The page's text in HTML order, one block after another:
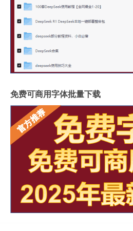
免费可商用字体批量下载